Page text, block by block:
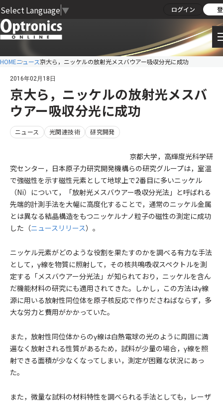
Select Language ▼ ログイン
HOMEニュース京大ら，ニッケルの放射光メスバウアー吸収分光に成功
2016年02月18日
京大ら，ニッケルの放射光メスバ
ウアー吸収分光に成功
ニュース 光関連技術 研究開発
京都大学，高輝度光科学研
究センター，日本原子力研究開発機構らの研究グループは，室温
で強磁性を示す磁性元素として地球上で2番目に多いニッケル
（Ni）について，「放射光メスバウアー吸収分光法」と呼ばれる
先端的計測手法を大幅に高度化することで，通常のニッケル金属
とは異なる結晶構造をもつニッケルナノ粒子の磁性の測定に成功
した（ニュースリリース）。
ニッケル元素がどのような役割を果たすのかを調べる有力な手法
として，γ線を物質に照射して，その核共鳴吸収スペクトルを測
定する「メスバウアー分光法」が知られており，ニッケルを含ん
だ機能材料の研究にも適用されてきた。しかし，この方法はγ線
源に用いる放射性同位体を原子核反応で作りださねばならず，多
大な労力と費用がかかっていた。
また，放射性同位体からのγ線は白熱電球の光のように周囲に満
遍なく放射される性質があるため，試料が少量の場合，γ線を照
射できる面積が少なくなってしまい，測定が困難な状況にあっ
た。
また，微量な試料の材料特性を調べられる手法としても，レーザ